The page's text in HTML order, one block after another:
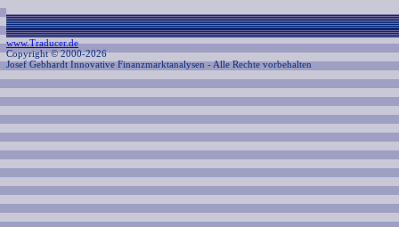
www.Traducer.de
Copyright © 2000-2026
Josef Gebhardt Innovative Finanzmarktanalysen - Alle Rechte vorbehalten